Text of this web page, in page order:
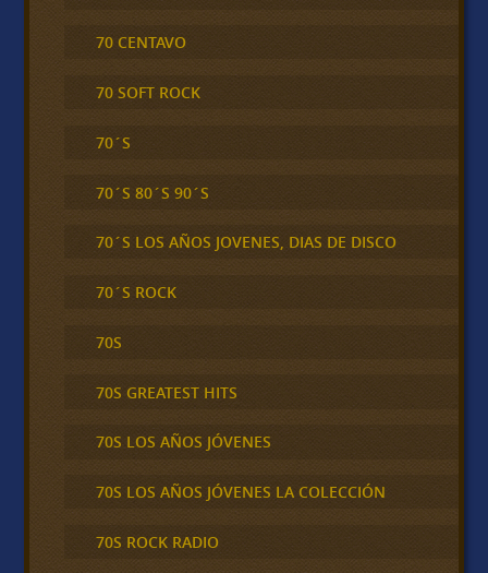
70 CENTAVO
70 SOFT ROCK
70´S
70´S 80´S 90´S
70´S LOS AÑOS JOVENES, DIAS DE DISCO
70´S ROCK
70S
70S GREATEST HITS
70S LOS AÑOS JÓVENES
70S LOS AÑOS JÓVENES LA COLECCIÓN
70S ROCK RADIO